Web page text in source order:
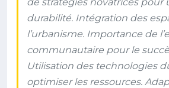
durabilité. Intégration des
l’urbanisme. Importance de
communautaire pour le
Utilisation des technologies
optimiser les ressources.